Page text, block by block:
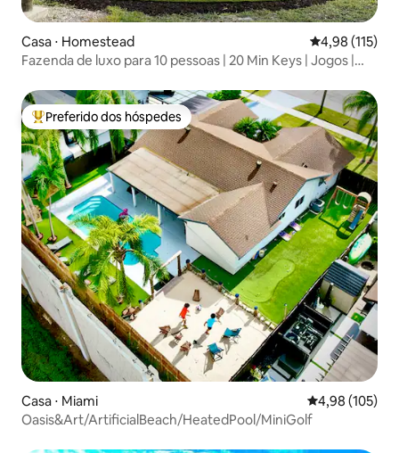
Casa ⋅ Homestead 4,98 de uma
4,98 (115)
Fazenda de luxo para 10 pessoas | 20 Min Keys | Jogos |
Entre os melhores preferidos dos hóspedes
Preferido dos hóspedes
Casa ⋅ Miami 4,98 de uma
4,98 (105)
Oasis&Art/ArtificialBeach/HeatedPool/MiniGolf